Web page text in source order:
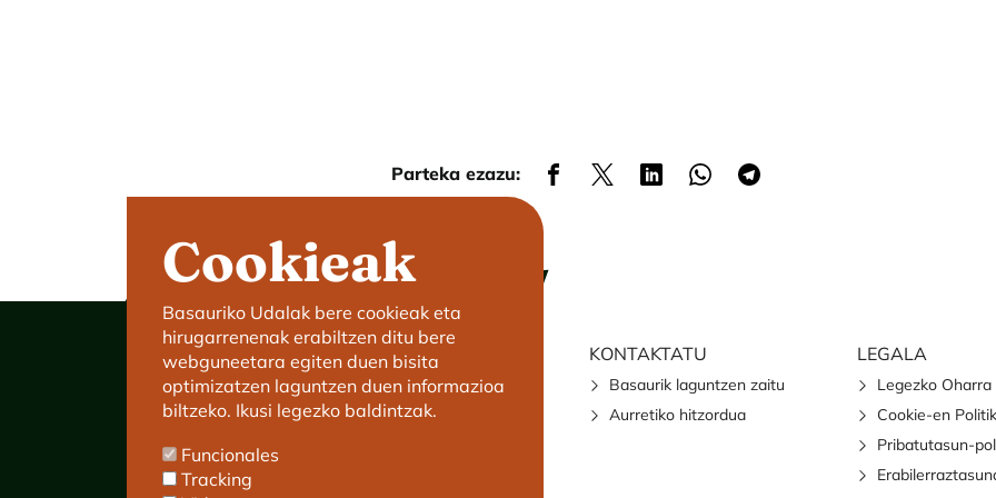
Parteka ezazu:
Cookieak
Basauriko Udalak bere cookieak eta
hirugarrenenak erabiltzen ditu bere
webguneetara egiten duen bisita
optimizatzen laguntzen duen informazioa
biltzeko. Ikusi legezko baldintzak.
Funcionales
Tracking
C/ Kareaga Goikoa 52.
P.K.:48970 Basauri.
KONTAKTATU
Basaurik laguntzen zaitu
Aurretiko hitzordua
LEGALA
Legezko Oharra
Cookie-en
Pribatutasun-